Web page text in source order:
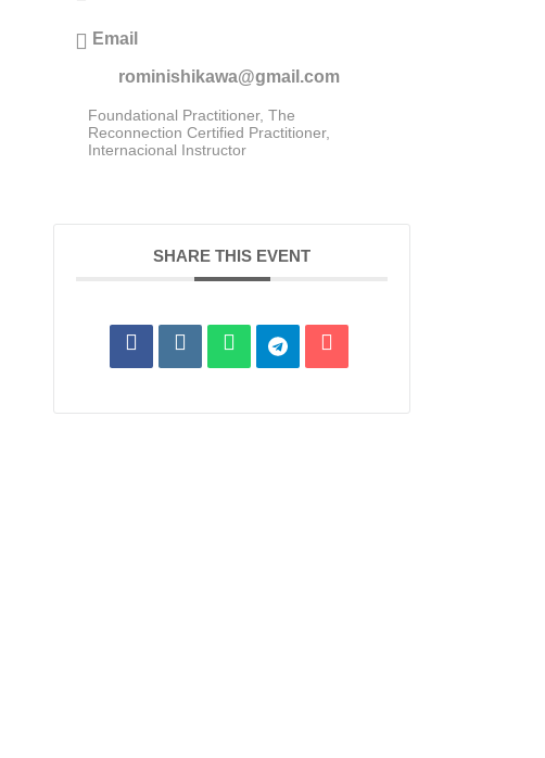
Email
rominishikawa@gmail.com
Foundational Practitioner, The
Reconnection Certified Practitioner,
Internacional Instructor
SHARE THIS EVENT